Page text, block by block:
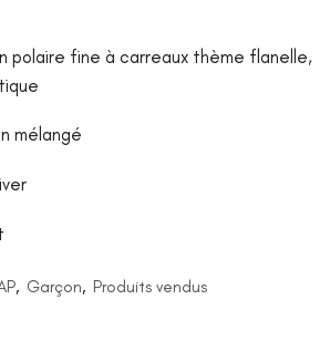
polaire fine à carreaux thème flanelle,
mélangé
, Garçon, Produits vendus